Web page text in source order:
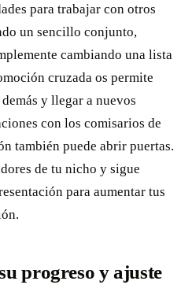
para trabajar con otros
un sencillo conjunto,
cambiando una lista
cruzada os permite
y llegar a nuevos
con los comisarios de
también puede abrir puertas.
de tu nicho y sigue
para aumentar tus
progreso y ajuste